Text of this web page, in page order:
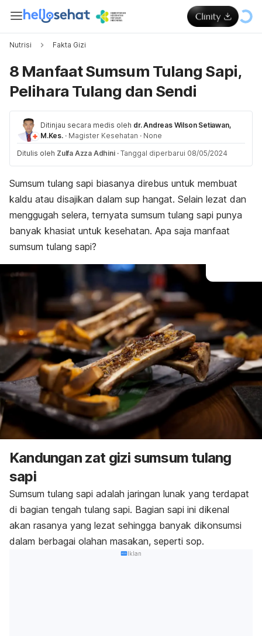
Nutrisi Fakta Gizi
8 Manfaat Sumsum Tulang Sapi,
Pelihara Tulang dan Sendi
Ditinjau secara medis oleh dr. Andreas Wilson Setiawan,
M.Kes. · Magister Kesehatan · None
Ditulis oleh Zulfa Azza Adhini · Tanggal diperbarui 08/05/2024
Sumsum tulang sapi biasanya direbus untuk membuat
kaldu atau disajikan dalam sup hangat. Selain lezat dan
menggugah selera, ternyata sumsum tulang sapi punya
banyak khasiat untuk kesehatan. Apa saja manfaat
sumsum tulang sapi?
Kandungan zat gizi sumsum tulang
sapi
Sumsum tulang sapi adalah jaringan lunak yang terdapat
di bagian tengah tulang sapi. Bagian sapi ini dikenal
akan rasanya yang lezat sehingga banyak dikonsumsi
dalam berbagai olahan masakan, seperti sop.
Iklan